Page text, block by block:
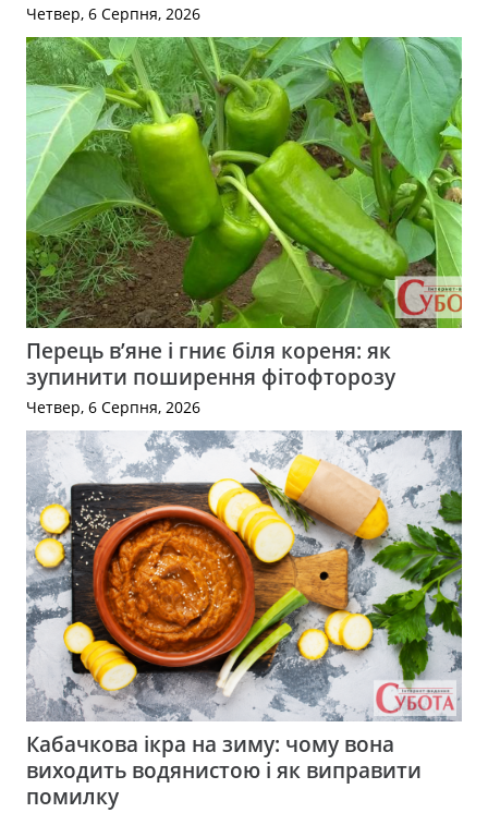
Четвер, 6 Серпня, 2026
Перець в’яне і гниє біля кореня: як
зупинити поширення фітофторозу
Четвер, 6 Серпня, 2026
Кабачкова ікра на зиму: чому вона
виходить водянистою і як виправити
помилку